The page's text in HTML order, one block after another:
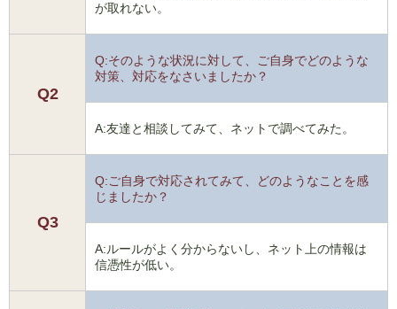
が取れない。
Q2
Q:そのような状況に対して、ご自身でどのような
対策、対応をなさいましたか？
A:友達と相談してみて、ネットで調べてみた。
Q3
Q:ご自身で対応されてみて、どのようなことを感
じましたか？
A:ルールがよく分からないし、ネット上の情報は
信憑性が低い。